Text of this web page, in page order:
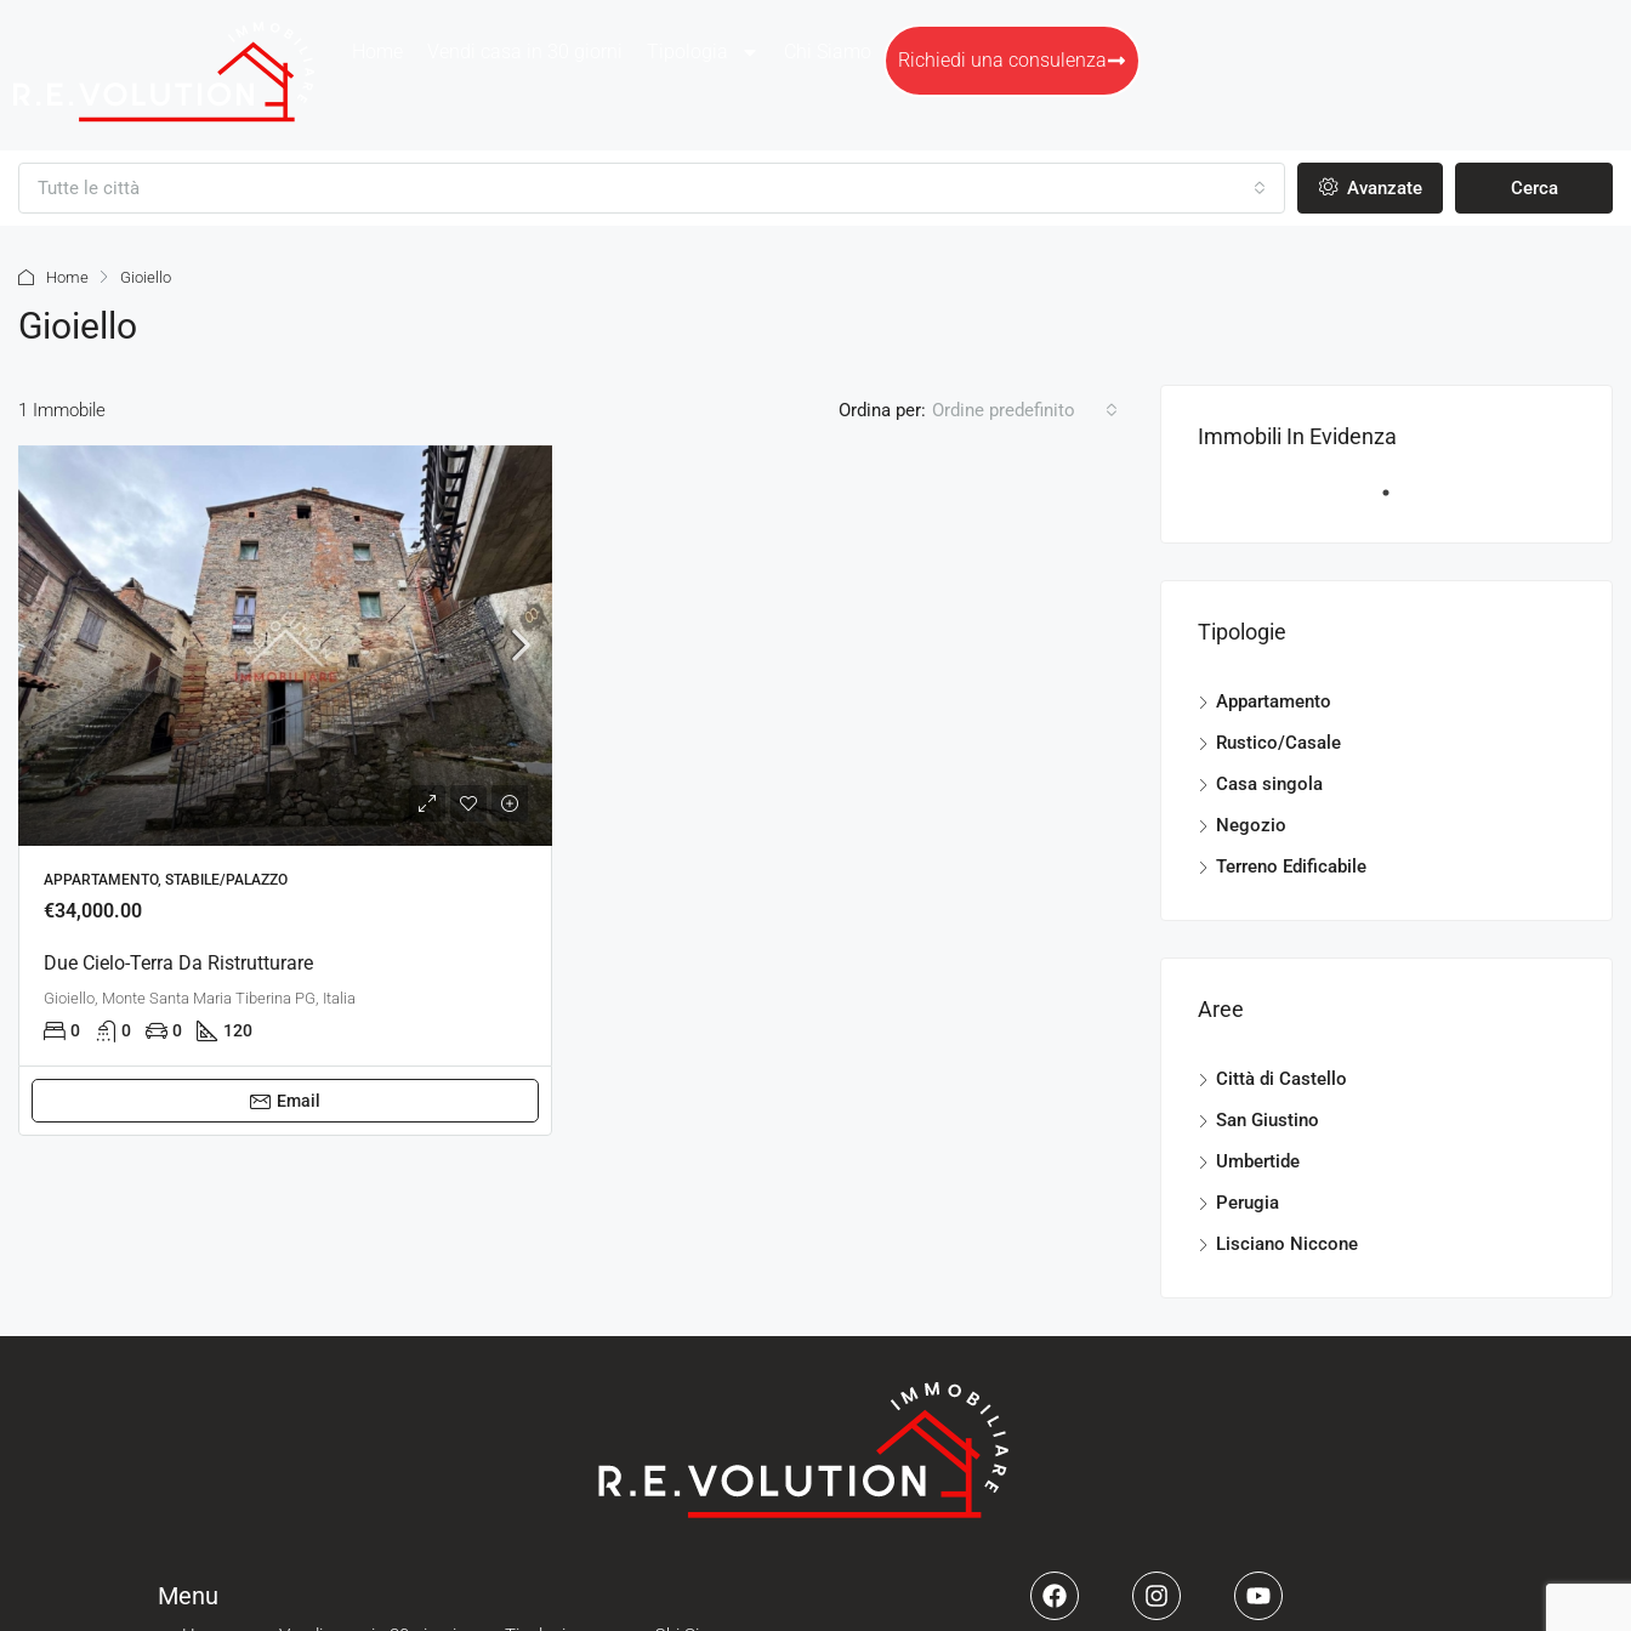
Richiedi una consulenza
Tutte le città Avanzate Cerca
Home Gioiello
Gioiello
1 Immobile Ordina per: Ordine predefinito
APPARTAMENTO, STABILE/PALAZZO
€34,000.00
Due Cielo-Terra Da Ristrutturare
Gioiello, Monte Santa Maria Tiberina PG, Italia
0 0 0 120
Email
Immobili In Evidenza
Tipologie
Appartamento
Rustico/Casale
Casa singola
Negozio
Terreno Edificabile
Aree
Città di Castello
San Giustino
Umbertide
Perugia
Lisciano Niccone
Menu